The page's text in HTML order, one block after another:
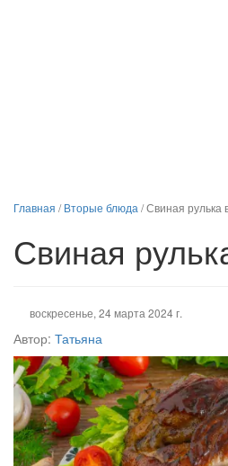
Главная /Вторые блюда /Свиная рулька
Свиная
воскресенье, 24 марта 2024 г.
Автор: Татьяна